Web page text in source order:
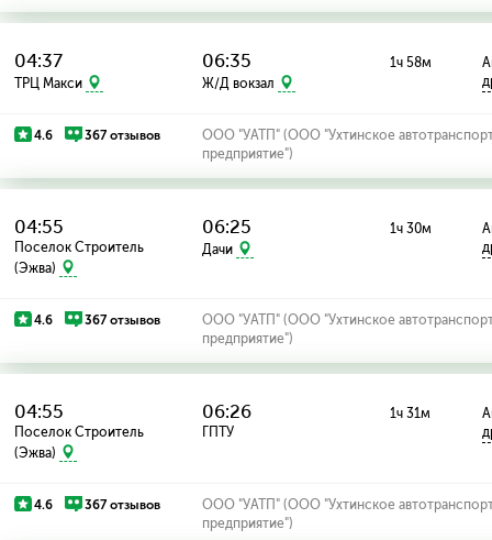
04:37
ТРЦ Макси
06:35
Ж/Д вокзал
1ч 58м
4.6 367 отзывов
ООО "УАТП" (ООО "Ухтинское
предприятие")
04:55
Поселок Строитель
(Эжва)
06:25
Дачи
1ч 30м
4.6 367 отзывов
ООО "УАТП" (ООО "Ухтинское
предприятие")
04:55
Поселок Строитель
(Эжва)
06:26
ГПТУ
1ч 31м
4.6 367 отзывов
ООО "УАТП" (ООО "Ухтинское
предприятие")